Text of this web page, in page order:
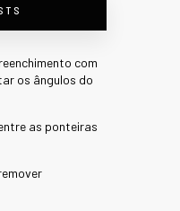
com
os ângulos do
as ponteiras